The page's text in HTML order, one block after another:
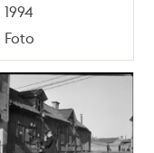
1994
Foto